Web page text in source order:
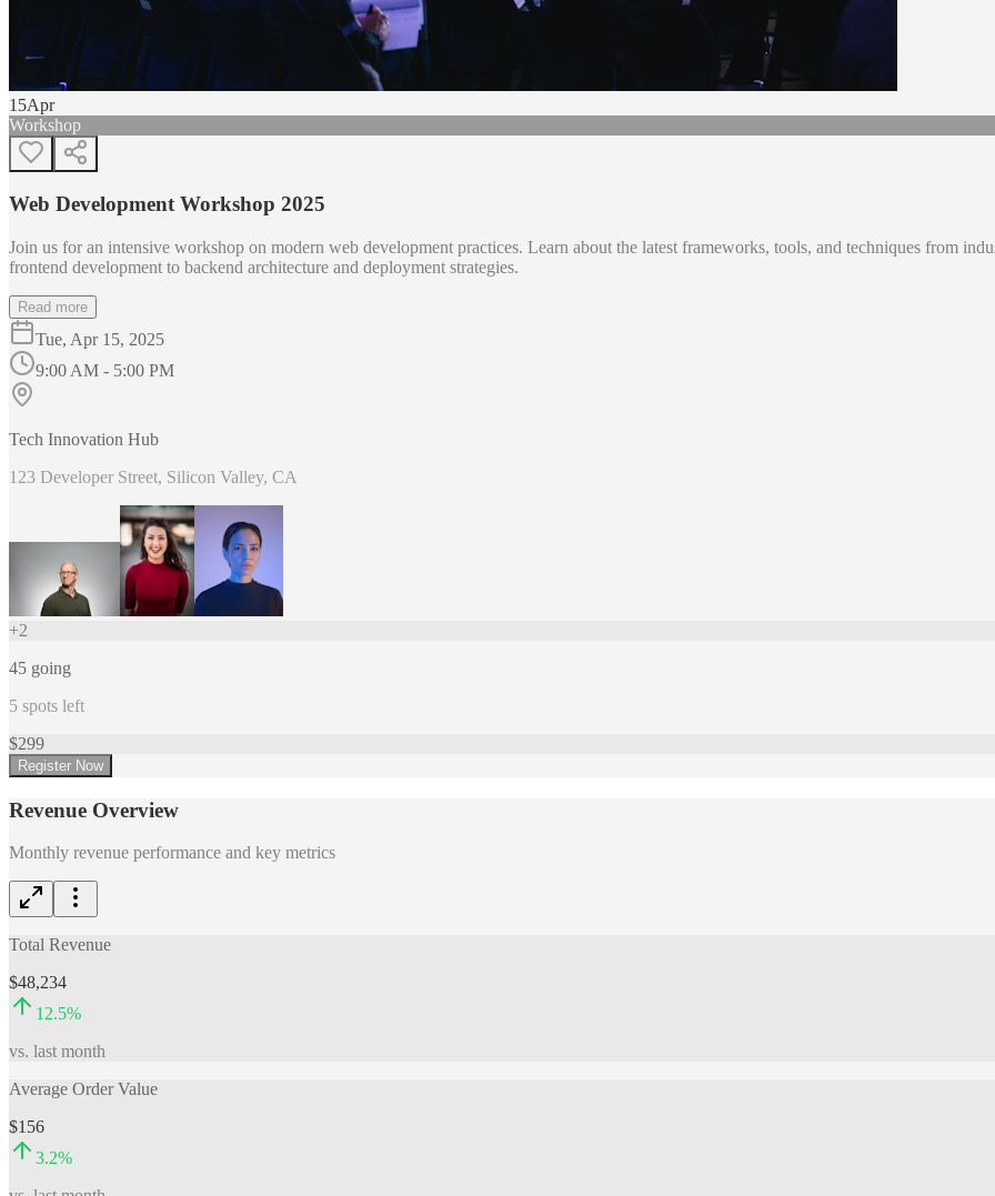
15Apr
Workshop
Web Development Workshop 2025
Join us for an intensive workshop on modern web development practices. Learn about the latest frameworks, tools, and techniques from
frontend development to backend architecture and deployment strategies.
Read more
Tue, Apr 15, 2025
9:00 AM - 5:00 PM
Tech Innovation Hub
123 Developer Street, Silicon Valley, CA
+2
45 going
5 spots left
$299
Register Now
Revenue Overview
Monthly revenue performance and key metrics
Total Revenue
$48,234
12.5%
vs. last month
Average Order Value
$156
3.2%